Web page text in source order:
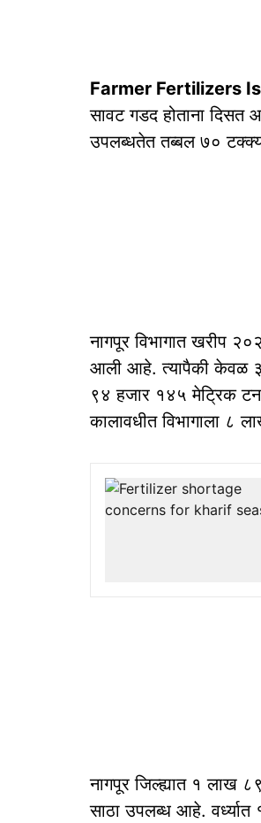
Farmer Fertilizers
सावट गडद होताना दिसत
उपलब्धतेत तब्बल ७०
नागपूर विभागात खरीप
आली आहे. त्यापैकी केवळ
९४ हजार १४५ मेट्रिक टन
कालावधीत विभागाला ८
नागपूर जिल्ह्यात १ लाख
साठा उपलब्ध आहे.